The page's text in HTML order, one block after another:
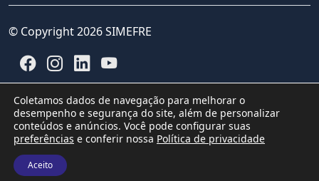
© Copyright 2026 SIMEFRE
Coletamos dados de navegação para melhorar o
desempenho e segurança do site, além de personalizar
conteúdos e anúncios. Você pode configurar suas
preferências e conferir nossa Política de privacidade
Aceito